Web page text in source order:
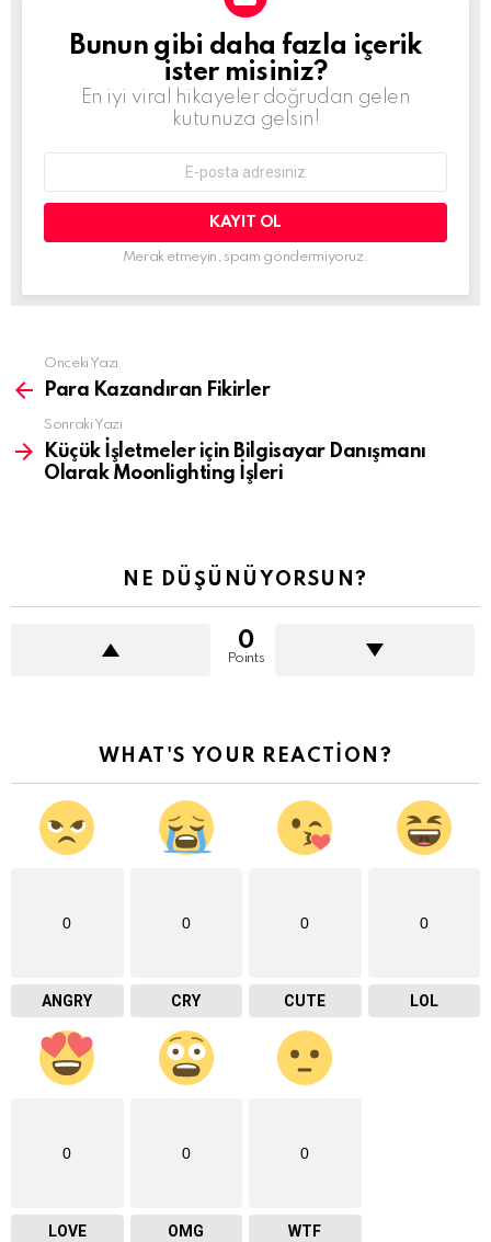
BÜLTEN
Bunun gibi daha fazla içerik
ister misiniz?
En iyi viral hikayeler doğrudan gelen
kutunuza gelsin!
adresi:
Merak etmeyin, spam göndermiyoruz.
Daha
fazla
Önceki Yazı
Para Kazandıran Fikirler
Sonraki Yazı
Küçük İşletmeler için Bilgisayar Danışmanı
Olarak Moonlighting İşleri
NE DÜŞÜNÜYORSUN?
0
Points
WHAT'S YOUR REACTION?
0
ANGRY
0
CRY
0
CUTE
0
LOL
0
LOVE
0
OMG
0
WTF